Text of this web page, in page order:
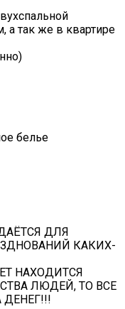
а так же в квартире
белье
ДЛЯ
КАКИХ-
НАХОДИТСЯ
ЛЮДЕЙ, ТО ВСЕ
ДЕНЕГ!!!